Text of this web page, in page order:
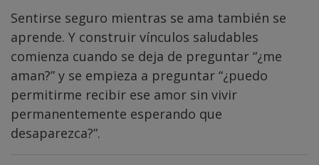
Sentirse seguro mientras se ama también se
aprende. Y construir vínculos saludables
comienza cuando se deja de preguntar “¿me
aman?” y se empieza a preguntar “¿puedo
permitirme recibir ese amor sin vivir
permanentemente esperando que
desaparezca?”.